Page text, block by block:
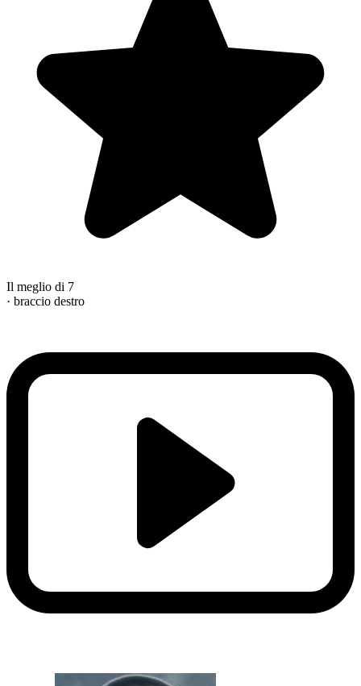
Il meglio di 7
· braccio destro